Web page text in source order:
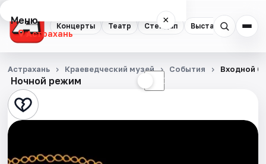
Концерты Театр Стендап Выставки
Меню ×
Астрахань
Концерты
Театр
Стендап
Ночной режим ☾
Астрахань Краеведческий музей События Входной